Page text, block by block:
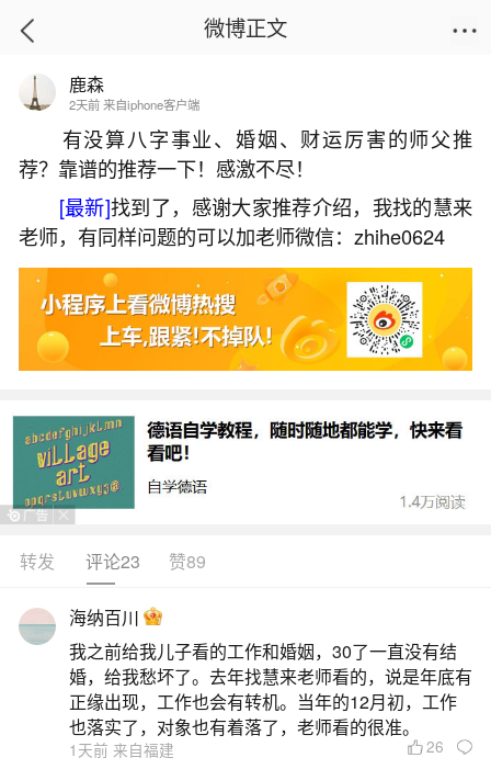
首页
梦见特大洪水是好兆头吗？
2026-05-30 15:29:11 4 8 赞
生活中像梦见特大洪水是好兆头吗？都是很常
见的问题，但是小问题不注意可能会引起大麻烦，
下面就这个问题给大家做一些解读：
一、梦到超大洪水特别猛是什么兆头？
梦到超大洪水特别猛通常预示着财运可以得到
微博正文
鹿森
2天前 来自iphone客户端
有没算八字事业、婚姻、财运厉害的师父推
荐？靠谱的推荐一下！感激不尽！
[最新]找到了，感谢大家推荐介绍，我找的慧来
老师，有同样问题的可以加老师微信：zhihe0624
转发 评论23 赞89
海纳百川
我之前给我儿子看的工作和婚姻，30了一直没有结
婚，给我愁坏了。去年找慧来老师看的，说是年底有
正缘出现，工作也会有转机。当年的12月初，工作
也落实了，对象也有着落了，老师看的很准。
1天前 来自福建 26